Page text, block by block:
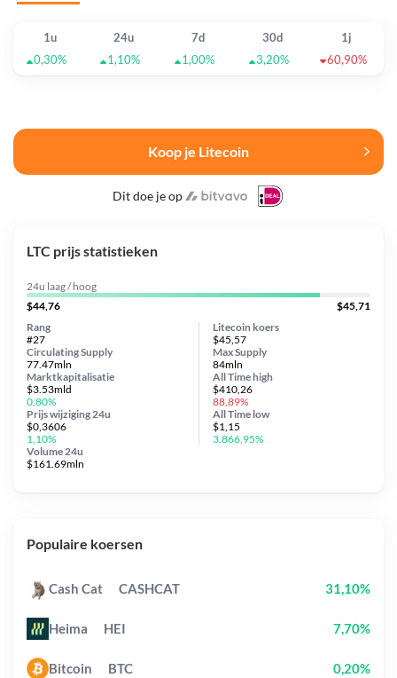
Koop je Litecoin
Dit doe je op
1u 24u 7d 30d
1j
0,30%
1,10% 1,00% 3,20% 60,90%
LTC prijs statistieken
24u laag / hoog
$44,76
$45,71
Litecoin koers
$45,57
Circulating Supply
77.47mln
Prijs wijziging 24u
$0,3606
1,10%
Max Supply
84mln
Marktkapitalisatie
$3.53mld
0,80%
Volume 24u
$161.69mln
Rang
#27
All Timehigh
$410,26
88,89%
All Time low
$1,15
3.866,95%
Populaire koersen
Cash Cat CASHCAT 31,10%
Heima HEI 7,70%
Bitcoin BTC 0,20%